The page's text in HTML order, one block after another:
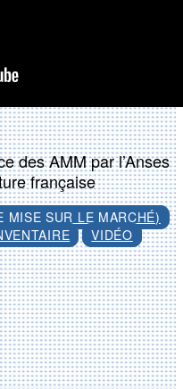
des AMM par l’Anses
française
MISE SUR LE MARCHÉ)
VIDÉO
X